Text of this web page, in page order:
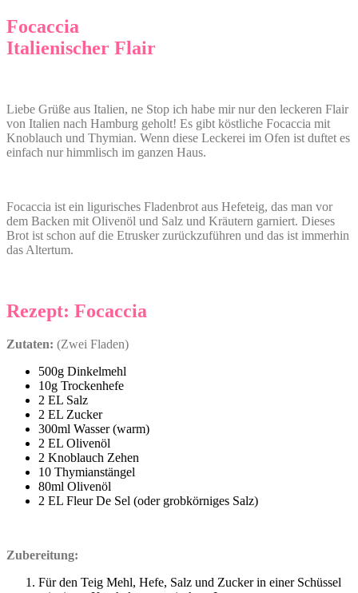
Focaccia
Italienischer Flair
Liebe Grüße aus Italien, ne Stop ich habe mir nur den leckeren Flair
von Italien nach Hamburg geholt! Es gibt köstliche Focaccia mit
Knoblauch und Thymian. Wenn diese Leckerei im Ofen ist duftet es
einfach nur himmlisch im ganzen Haus.
Focaccia ist ein ligurisches Fladenbrot aus Hefeteig, das man vor
dem Backen mit Olivenöl und Salz und Kräutern garniert. Dieses
Brot ist schon auf die Etrusker zurückzuführen und das ist immerhin
das Altertum.
Rezept: Focaccia
Zutaten: (Zwei Fladen)
500g Dinkelmehl
10g Trockenhefe
2 EL Salz
2 EL Zucker
300ml Wasser (warm)
2 EL Olivenöl
2 Knoblauch Zehen
10 Thymianstängel
80ml Olivenöl
2 EL Fleur De Sel (oder grobkörniges Salz)
Zubereitung:
Für den Teig Mehl, Hefe, Salz und Zucker in einer Schüssel